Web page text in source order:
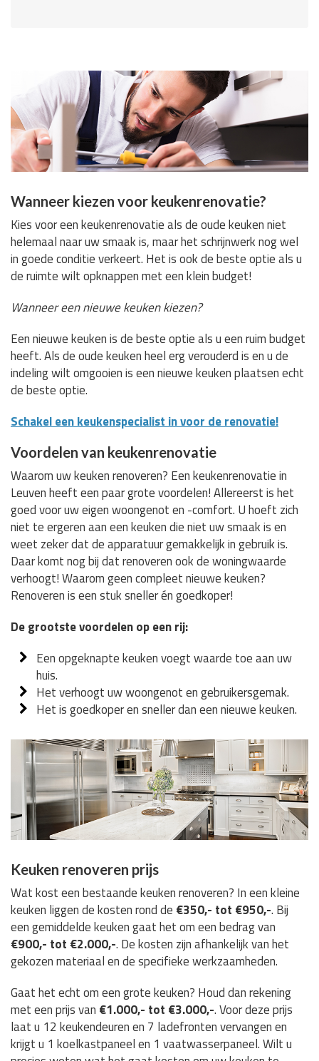
Wanneer kiezen voor keukenrenovatie?
Kies voor een keukenrenovatie als de oude keuken niet
helemaal naar uw smaak is, maar het schrijnwerk nog wel
in goede conditie verkeert. Het is ook de beste optie als u
de ruimte wilt opknappen met een klein budget!
Wanneer een nieuwe keuken kiezen?
Een nieuwe keuken is de beste optie als u een ruim budget
heeft. Als de oude keuken heel erg verouderd is en u de
indeling wilt omgooien is een nieuwe keuken plaatsen echt
de beste optie.
Schakel een keukenspecialist in voor de renovatie!
Voordelen van keukenrenovatie
Waarom uw keuken renoveren? Een keukenrenovatie in
Leuven heeft een paar grote voordelen! Allereerst is het
goed voor uw eigen woongenot en -comfort. U hoeft zich
niet te ergeren aan een keuken die niet uw smaak is en
weet zeker dat de apparatuur gemakkelijk in gebruik is.
Daar komt nog bij dat renoveren ook de woningwaarde
verhoogt! Waarom geen compleet nieuwe keuken?
Renoveren is een stuk sneller én goedkoper!
De grootste voordelen op een rij:
Een opgeknapte keuken voegt waarde toe aan uw
huis.
Het verhoogt uw woongenot en gebruikersgemak.
Het is goedkoper en sneller dan een nieuwe keuken.
Keuken renoveren prijs
Wat kost een bestaande keuken renoveren? In een kleine
keuken liggen de kosten rond de €350,- tot €950,-. Bij
een gemiddelde keuken gaat het om een bedrag van
€900,- tot €2.000,-. De kosten zijn afhankelijk van het
gekozen materiaal en de specifieke werkzaamheden.
Gaat het echt om een grote keuken? Houd dan rekening
met een prijs van €1.000,- tot €3.000,-. Voor deze prijs
laat u 12 keukendeuren en 7 ladefronten vervangen en
krijgt u 1 koelkastpaneel en 1 vaatwasserpaneel. Wilt u